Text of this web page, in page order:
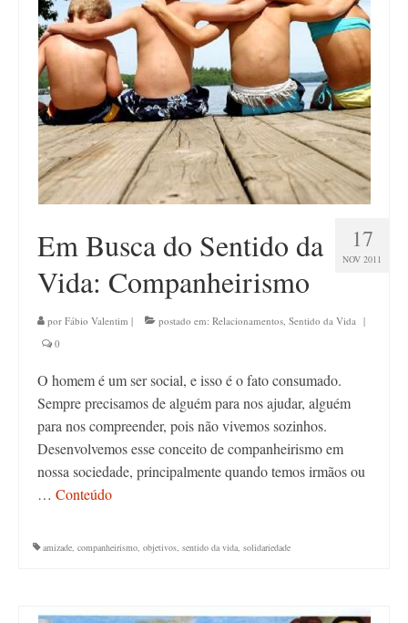
17
NOV 2011
Em Busca do Sentido da
Vida: Companheirismo
por Fábio Valentim | postado em: Relacionamentos, Sentido da Vida |
0
O homem é um ser social, e isso é o fato consumado.
Sempre precisamos de alguém para nos ajudar, alguém
para nos compreender, pois não vivemos sozinhos.
Desenvolvemos esse conceito de companheirismo em
nossa sociedade, principalmente quando temos irmãos ou
… Conteúdo
amizade, companheirismo, objetivos, sentido da vida, solidariedade